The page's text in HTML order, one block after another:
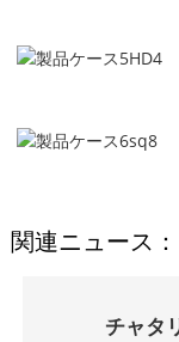
関連ニュース：
チャタ